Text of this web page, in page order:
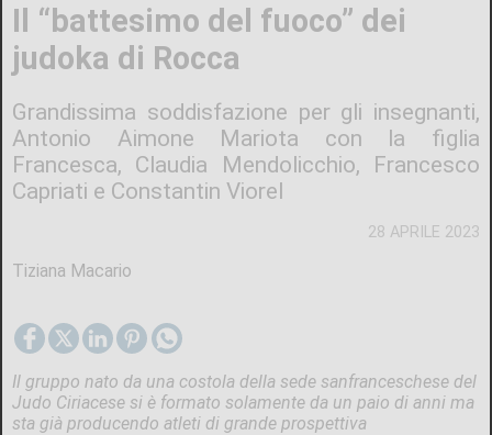
28 APRILE 2023
Il “battesimo del fuoco” dei
judoka di Rocca
Grandissima soddisfazione per gli insegnanti,
Antonio Aimone Mariota con la figlia
Francesca, Claudia Mendolicchio, Francesco
Capriati e Constantin Viorel
Tiziana Macario
Il gruppo nato da una costola della sede sanfranceschese del
Judo Ciriacese si è formato solamente da un paio di anni ma
sta già producendo atleti di grande prospettiva